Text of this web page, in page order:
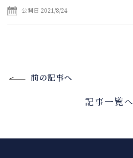
公開日 2021/8/24
前の記事へ
記事一覧へ